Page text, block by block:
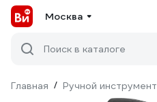
Москва
Поиск в каталоге
Главная / Ручной инструмент